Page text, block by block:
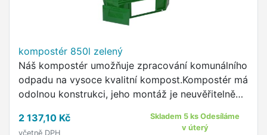
kompostér 850l zelený
Náš kompostér umožňuje zpracování komunálního
odpadu na vysoce kvalitní kompost.Kompostér má
odolnou konstrukci, jeho montáž je neuvěřitelně
2 137,10 Kč
včetně DPH
Skladem 5 ks Odesíláme
v úterý